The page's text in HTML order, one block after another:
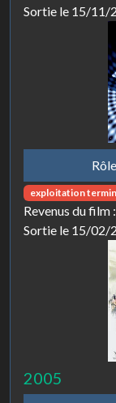
Sortie le 15/11/
exploitation
Revenus du film :
Sortie le 15/02/
2005